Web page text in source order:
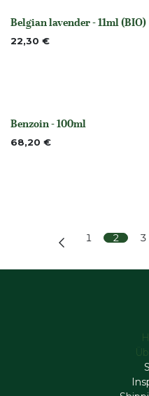
Nicht vorrättig
Belgian lavender - 11ml (BIO)
22,30 €
None
Benzoin - 100ml
68,20 €
1 2 3